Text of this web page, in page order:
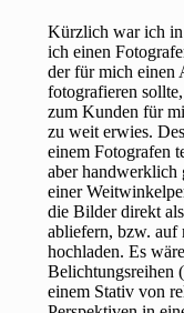
Kürzlich war ich in
ich einen
der für mich einen
fotografieren
zum Kunden für
zu weit erwies.
einem Fotografen
aber handwerklich
einer
die Bilder direkt
abliefern, bzw. auf
hochladen. Es
Belichtungsreihen
einem Stativ von